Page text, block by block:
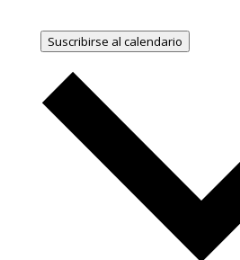
Suscribirse al calendario